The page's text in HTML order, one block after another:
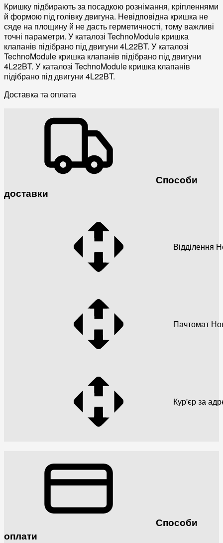
Кришку підбирають за посадкою рознімання, кріпленнями
й формою під голівку двигуна. Невідповідна кришка не
сяде на площину й не дасть герметичності, тому важливі
точні параметри. У каталозі TechnoModule кришка
клапанів підібрано під двигуни 4L22BT. У каталозі
TechnoModule кришка клапанів підібрано під двигуни
4L22BT. У каталозі TechnoModule кришка клапанів
підібрано під двигуни 4L22BT.
Доставка та оплата
Способи
доставки
Відділення
Пачтомат
Кур'єр за
Способи
оплати